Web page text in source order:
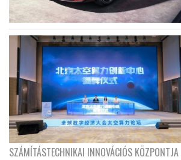
SZÁMÍTÁSTECHNIKAI INNOVÁCIÓS KÖZPONTJA